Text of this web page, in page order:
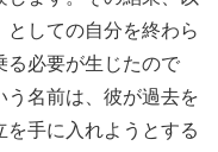
しての自分を終わら
る必要が生じたので
名前は、彼が過去を
を手に入れようとする